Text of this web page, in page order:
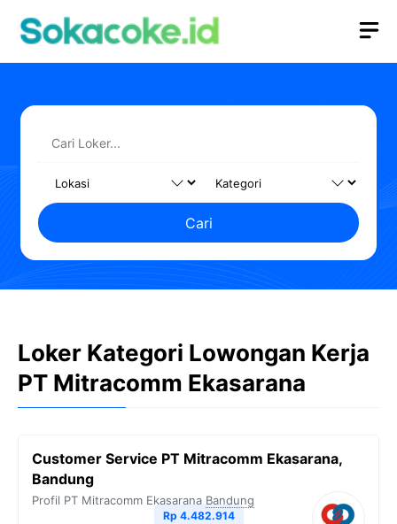
Cari
Loker Kategori Lowongan Kerja
PT Mitracomm Ekasarana
Customer Service PT Mitracomm Ekasarana,
Bandung
Profil PT Mitracomm Ekasarana Bandung
Rp 4.482.914